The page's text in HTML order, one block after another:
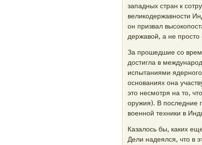
западных стран к
великодержавности
он призвал
державой, а не
За прошедшие со
достигла в
испытаниями
основаниях она
это несмотря на то,
оружия). В последние
военной техники в
Казалось бы, каких
Дели надеялся, что в